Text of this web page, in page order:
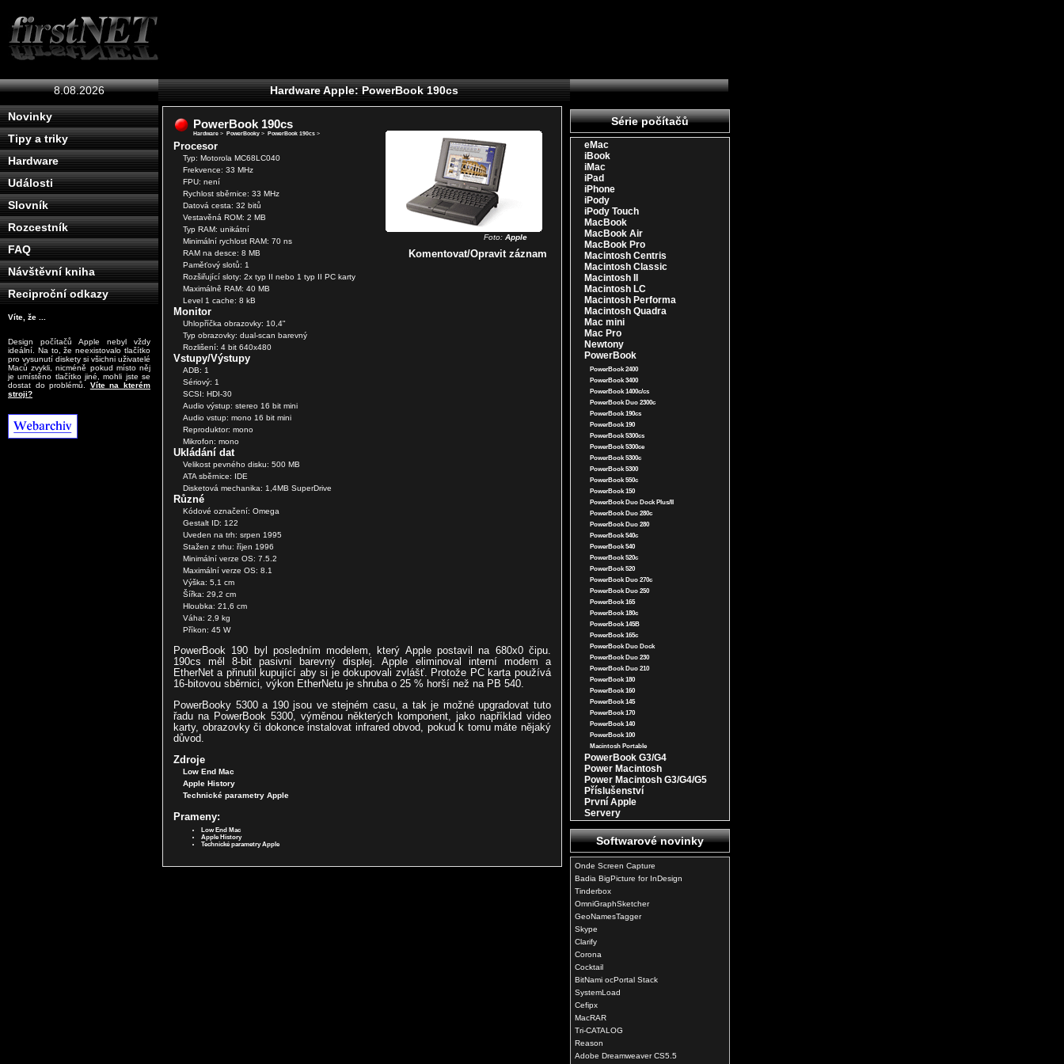
8.08.2026
Novinky
Tipy a triky
Hardware
Události
Slovník
Rozcestník
FAQ
Návštěvní kniha
Reciproční odkazy
Víte, že ...
Design počítačů Apple nebyl vždy
ideální. Na to, že neexistovalo tlačítko
pro vysunutí diskety si všichni uživatelé
Maců zvykli, nicméně pokud místo něj
je umístěno tlačítko jiné, mohli jste se
dostat do problémů. Víte na kterém
stroji?
Hardware Apple: PowerBook 190cs
PowerBook 190cs
Hardware> PowerBooky> PowerBook 190cs>
Foto: Apple
Komentovat/Opravit záznam
Procesor
Typ: Motorola MC68LC040
Frekvence: 33 MHz
FPU: není
Rychlost sběrnice: 33 MHz
Datová cesta: 32 bitů
Vestavěná ROM: 2 MB
Typ RAM: unikátní
Minimální rychlost RAM: 70 ns
RAM na desce: 8 MB
Paměťový slotů: 1
Rozšiřující sloty: 2x typ II nebo 1 typ II PC karty
Maximálně RAM: 40 MB
Level 1 cache: 8 kB
Monitor
Uhlopříčka obrazovky: 10,4"
Typ obrazovky: dual-scan barevný
Rozlišení: 4 bit 640x480
Vstupy/Výstupy
ADB: 1
Sériový: 1
SCSI: HDI-30
Audio výstup: stereo 16 bit mini
Audio vstup: mono 16 bit mini
Reproduktor: mono
Mikrofon: mono
Ukládání dat
Velikost pevného disku: 500 MB
ATA sběrnice: IDE
Disketová mechanika: 1,4MB SuperDrive
Různé
Kódové označení: Omega
Gestalt ID: 122
Uveden na trh: srpen 1995
Stažen z trhu: říjen 1996
Minimální verze OS: 7.5.2
Maximální verze OS: 8.1
Výška: 5,1 cm
Šířka: 29,2 cm
Hloubka: 21,6 cm
Váha: 2,9 kg
Příkon: 45 W
PowerBook 190 byl posledním modelem, který Apple postavil na 680x0 čipu.
190cs měl 8-bit pasivní barevný displej. Apple eliminoval interní modem a
EtherNet a přinutil kupující aby si je dokupovali zvlášť. Protože PC karta používá
16-bitovou sběrnici, výkon EtherNetu je shruba o 25 % horší než na PB 540.
PowerBooky 5300 a 190 jsou ve stejném casu, a tak je možné upgradovat tuto
řadu na PowerBook 5300, výměnou některých komponent, jako například video
karty, obrazovky či dokonce instalovat infrared obvod, pokud k tomu máte nějaký
důvod.
Zdroje
Low End Mac
Apple History
Technické parametry Apple
Prameny:
Low End Mac
Apple History
Technické parametry Apple
Série počítačů
eMac
iBook
iMac
iPad
iPhone
iPody
iPody Touch
MacBook
MacBook Air
MacBook Pro
Macintosh Centris
Macintosh Classic
Macintosh II
Macintosh LC
Macintosh Performa
Macintosh Quadra
Mac mini
Mac Pro
Newtony
PowerBook
PowerBook 2400
PowerBook 3400
PowerBook 1400c/cs
PowerBook Duo 2300c
PowerBook 190cs
PowerBook 190
PowerBook 5300cs
PowerBook 5300ce
PowerBook 5300c
PowerBook 5300
PowerBook 550c
PowerBook 150
PowerBook Duo Dock Plus/II
PowerBook Duo 280c
PowerBook Duo 280
PowerBook 540c
PowerBook 540
PowerBook 520c
PowerBook 520
PowerBook Duo 270c
PowerBook Duo 250
PowerBook 165
PowerBook 180c
PowerBook 145B
PowerBook 165c
PowerBook Duo Dock
PowerBook Duo 230
PowerBook Duo 210
PowerBook 180
PowerBook 160
PowerBook 145
PowerBook 170
PowerBook 140
PowerBook 100
Macintosh Portable
PowerBook G3/G4
Power Macintosh
Power Macintosh G3/G4/G5
Příslušenství
První Apple
Servery
Softwarové novinky
Onde Screen Capture
Badia BigPicture for InDesign
Tinderbox
OmniGraphSketcher
GeoNamesTagger
Skype
Clarify
Corona
Cocktail
BitNami ocPortal Stack
SystemLoad
Cefipx
MacRAR
Tri-CATALOG
Reason
Adobe Dreamweaver CS5.5